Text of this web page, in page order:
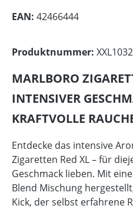
EAN: 42466444
Produktnummer:
MARLBORO
INTENSIVER
KRAFTVOLLE
Entdecke das intensive
Zigaretten Red XL – für
Geschmack lieben. Mit
Blend Mischung
Kick, der selbst erfahrene